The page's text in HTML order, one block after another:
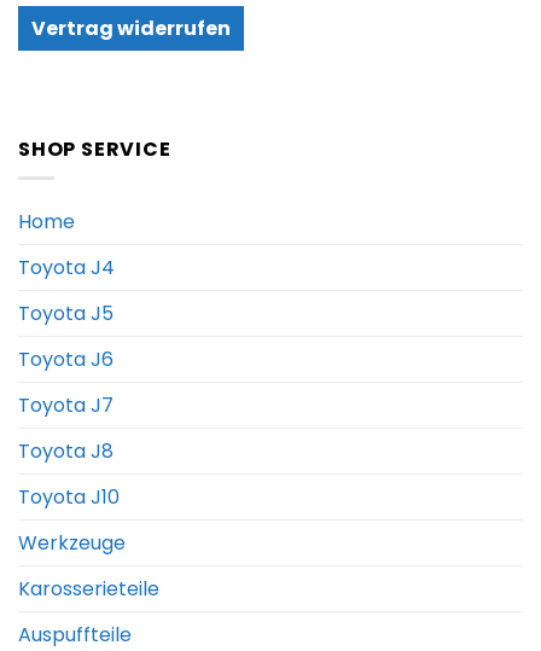
Vertrag widerrufen
SHOP SERVICE
Home
Toyota J4
Toyota J5
Toyota J6
Toyota J7
Toyota J8
Toyota J10
Werkzeuge
Karosserieteile
Auspuffteile